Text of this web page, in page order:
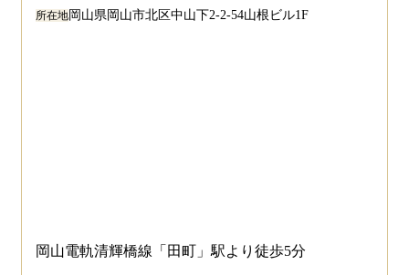
所在地 岡山県岡山市北区中山下2-2-54山根ビル1F
岡山電軌清輝橋線「田町」駅より徒歩5分